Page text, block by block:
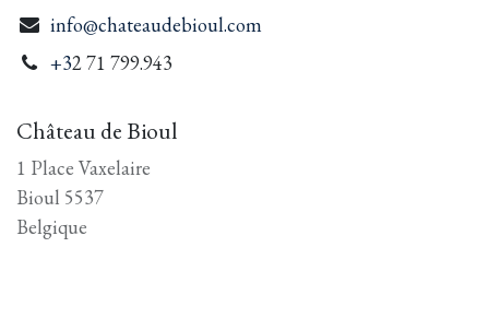
info@chateaudebioul.com
+32 71 799.943
Château de Bioul
1 Place Vaxelaire
Bioul 5537
Belgique